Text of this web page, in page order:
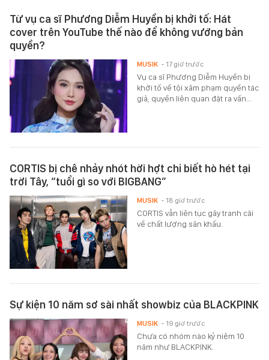
Từ vụ ca sĩ Phương Diễm Huyền bị khởi tố: Hát
cover trên YouTube thế nào để không vướng bản
quyền?
Vụ ca sĩ Phương Diễm Huyền bị
khởi tố về tội xâm phạm quyền tác
giả, quyền liên quan đặt ra vấn…
MUSIK - 17 giờ trước
CORTIS bị chê nhảy nhót hời hợt chỉ biết hò hét tại
trời Tây, “tuổi gì so với BIGBANG”
CORTIS vẫn liên tục gây tranh cãi
về chất lượng sân khấu.
MUSIK - 18 giờ trước
Sự kiện 10 năm sơ sài nhất showbiz của BLACKPINK
Chưa có nhóm nào kỷ niệm 10
năm như BLACKPINK.
MUSIK - 19 giờ trước